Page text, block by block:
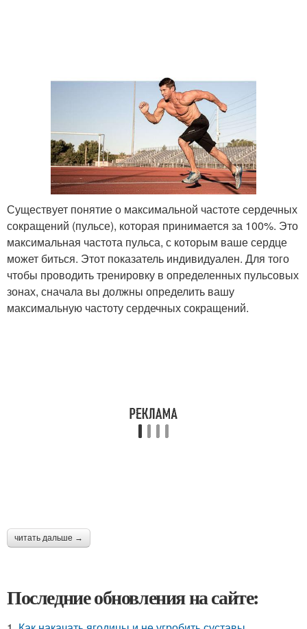
Существует понятие о максимальной частоте сердечных
сокращений (пульсе), которая принимается за 100%. Это
максимальная частота пульса, с которым ваше сердце
может биться. Этот показатель индивидуален. Для того
чтобы проводить тренировку в определенных пульсовых
зонах, сначала вы должны определить вашу
максимальную частоту сердечных сокращений.
читать дальше →
Последние обновления на сайте: